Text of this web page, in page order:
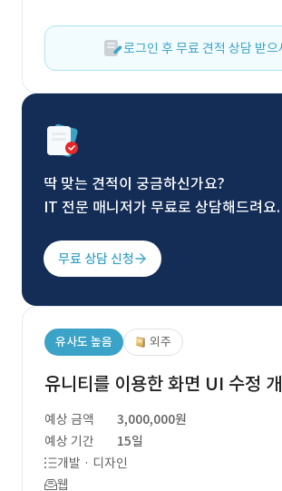
로그인 후 무료 견적 상담 받으
딱 맞는 견적이 궁금하신가요?
IT 전문 매니저가 무료로 상담해드려요.
무료 상담 신청
유사도 높음 외주
유니티를 이용한 화면 UI 수정
예상 금액
3,000,000원
예상 기간
15일
개발 · 디자인
웹